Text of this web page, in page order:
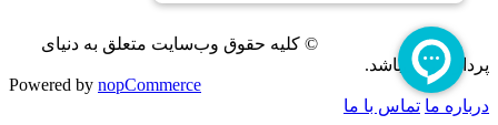
© کلیه حقوق وب‌سایت متعلق به دنیای
پردازش می‌باشد.
Powered by nopCommerce
درباره ما تماس با ما